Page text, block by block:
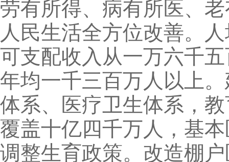
劳有所得、病有所医、
人民生活全方位改善。
可支配收入从一万六千
年均一千三百万人以上
体系、医疗卫生体系，
覆盖十亿四千万人，基
调整生育政策。改造棚